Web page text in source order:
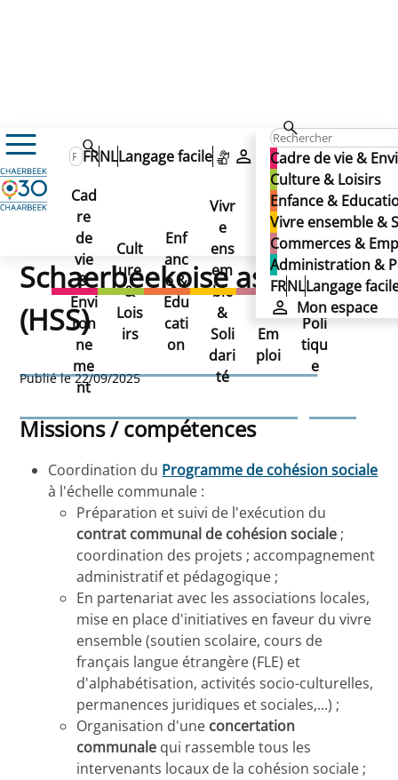
Cadre de vie &
Culture & Loisirs
Enfance &
Vivre ensemble &
Commerces &
Administration &
FRNLLangage
Mon espace
FRNLLangage facile
Mon espace
Cad
re
de
vie
&
Envi
ron
ne
me
nt
Cult
ure
&
Lois
irs
Enf
anc
e &
Edu
cati
on
Vivr
e
ens
em
ble
&
Soli
dari
té
Co
mm
erc
es
&
Em
ploi
Ad
min
istr
atio
n &
Poli
tiqu
e
Administration & Politique
Administration communale
Annuaire des services communaux
Harmonisation Sociale Schaerbeekoise asbl (HSS)
Harmonisation Sociale
Schaerbeekoise asbl
(HSS)
Harmonisation Sociale
Schaerbeekoise asbl (HSS)
Publié le 22/09/2025
Missions / compétences
Coordination du Programme de cohésion sociale
à l'échelle communale :
Préparation et suivi de l'exécution du
contrat communal de cohésion sociale ;
coordination des projets ; accompagnement
administratif et pédagogique ;
En partenariat avec les associations locales,
mise en place d'initiatives en faveur du vivre
ensemble (soutien scolaire, cours de
français langue étrangère (FLE) et
d'alphabétisation, activités socio-culturelles,
permanences juridiques et sociales,...) ;
Organisation d'une concertation
communale qui rassemble tous les
intervenants locaux de la cohésion sociale ;